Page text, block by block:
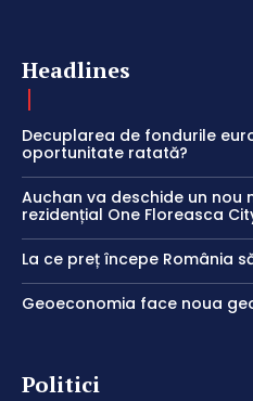
Headlines
Decuplarea de fondurile
oportunitate ratată?
Auchan va deschide un nou
rezidențial One Floreasca
La ce preț începe România
Geoeconomia face noua
Politici